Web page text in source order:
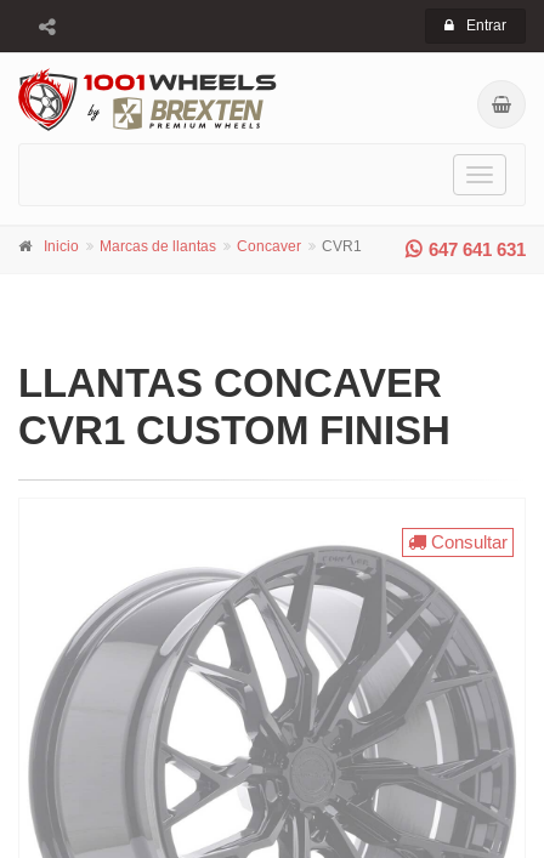
Entrar
Toggle
647 641 631
Inicio Marcas de llantas Concaver CVR1
LLANTAS CONCAVER
CVR1 CUSTOM FINISH
Consultar